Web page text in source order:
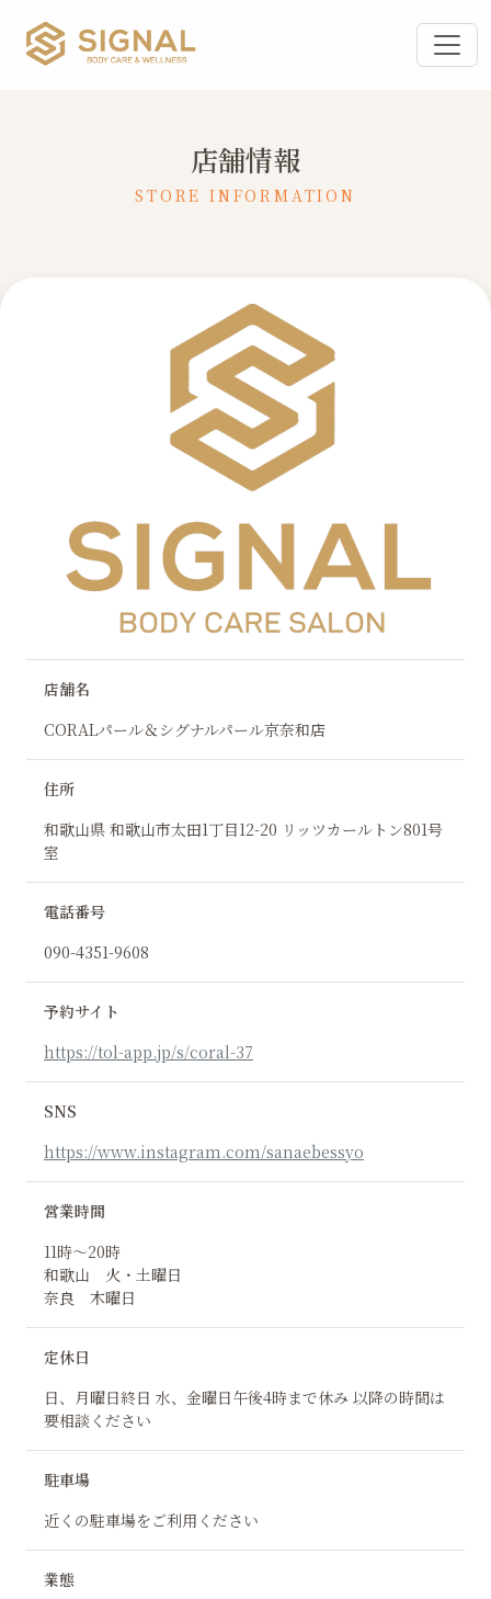
店舗情報
STORE INFORMATION
店舗名
CORALパール＆シグナルパール京奈和店
住所
和歌山県 和歌山市太田1丁目12-20 リッツカールトン801号
室
電話番号
090-4351-9608
予約サイト
https://tol-app.jp/s/coral-37
SNS
https://www.instagram.com/sanaebessyo
営業時間
11時〜20時
和歌山 火・土曜日
奈良 木曜日
定休日
日、月曜日終日 水、金曜日午後4時まで休み 以降の時間は
要相談ください
駐車場
近くの駐車場をご利用ください
業態